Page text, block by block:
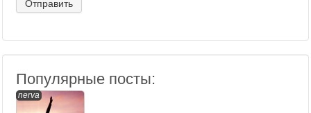
Популярные посты:
nerva